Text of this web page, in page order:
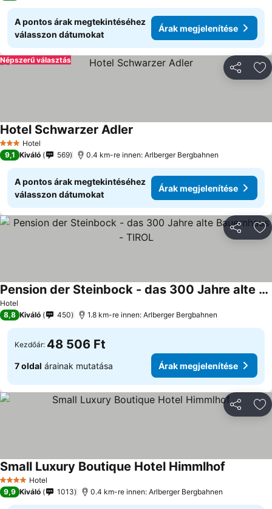
A pontos árak megtekintéséhez
válasszon dátumokat
Árak megjelenítése
Népszerű választás
3 Kategória
Hotel
Hotel Schwarzer Adler
9,1 Kiváló 569 0.4 km-re innen: Arlberger Bergbahnen
A pontos árak megtekintéséhez
válasszon dátumokat
Árak megjelenítése
Hotel
Pension der Steinbock - das 300 Jahre alte Bauernhaus - TIROL
8,8 Kiváló 450 1.8 km-re innen: Arlberger Bergbahnen
Kezdőár: 48 506 Ft
7 oldal árainak mutatása Árak megjelenítése
4 KategóriaHotel
Small Luxury Boutique Hotel Himmlhof
9,9 Kiváló 1013 0.4 km-re innen: Arlberger Bergbahnen